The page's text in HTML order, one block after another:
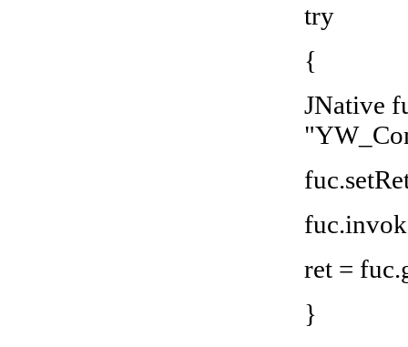
try
{
JNative
ret =
}